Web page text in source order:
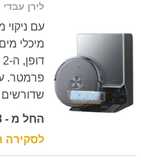
לירן עבדי
עם ניקוי
מיכלי
פרמטר.
שדורשים
החל מ - 5,398 ₪
לסקירה